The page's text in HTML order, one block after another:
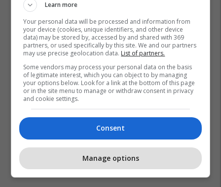
Learn more
Your personal data will be processed and information from
your device (cookies, unique identifiers, and other device
data) may be stored by, accessed by and shared with 369
partners, or used specifically by this site. We and our partners
may use precise geolocation data. List of partners.
Some vendors may process your personal data on the basis
of legitimate interest, which you can object to by managing
your options below. Look for a link at the bottom of this page
or in the site menu to manage or withdraw consent in privacy
and cookie settings.
Consent
Manage options